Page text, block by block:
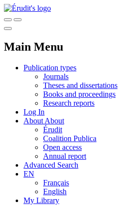
Main Menu
Publication types
Journals
Theses and dissertations
Books and proceedings
Research reports
Log In
About About
Érudit
Coalition Publica
Open access
Annual report
Advanced Search
EN
Français
English
My Library